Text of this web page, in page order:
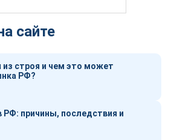
сайте
строя и чем это может
РФ?
РФ: причины, последствия и